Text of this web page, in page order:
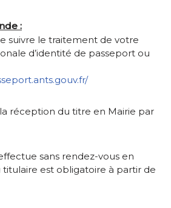
:
suivre le traitement de votre
d’identité de passeport ou
réception du titre en Mairie par
sans rendez-vous en
est obligatoire à partir de